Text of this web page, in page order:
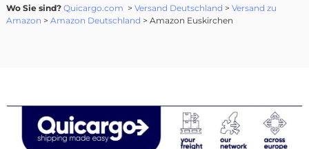
Wo Sie sind? Quicargo.com > Versand Deutschland > Versand zu
Amazon > Amazon Deutschland > Amazon Euskirchen